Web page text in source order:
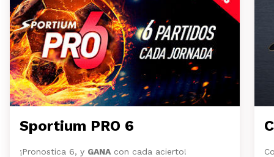
Sportium PRO 6
¡Pronostica 6, y GANA con cada acierto!